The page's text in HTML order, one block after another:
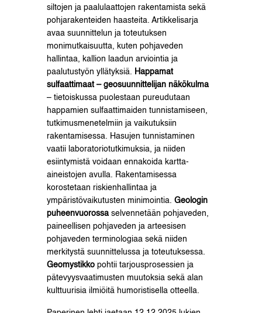
siltojen ja paalulaattojen rakentamista sekä
pohjarakenteiden haasteita. Artikkelisarja
avaa suunnittelun ja toteutuksen
monimutkaisuutta, kuten pohjaveden
hallintaa, kallion laadun arviointia ja
paalutustyön yllätyksiä. Happamat
sulfaattimaat – geosuunnittelijan näkökulma
– tietoiskussa puolestaan pureudutaan
happamien sulfaattimaiden tunnistamiseen,
tutkimusmenetelmiin ja vaikutuksiin
rakentamisessa. Hasujen tunnistaminen
vaatii laboratoriotutkimuksia, ja niiden
esiintymistä voidaan ennakoida kartta-
aineistojen avulla. Rakentamisessa
korostetaan riskienhallintaa ja
ympäristövaikutusten minimointia. Geologin
puheenvuorossa selvennetään pohjaveden,
paineellisen pohjaveden ja arteesisen
pohjaveden terminologiaa sekä niiden
merkitystä suunnittelussa ja toteutuksessa.
Geomystikko pohtii tarjousprosessien ja
pätevyysvaatimusten muutoksia sekä alan
kulttuurisia ilmiöitä humoristisella otteella.